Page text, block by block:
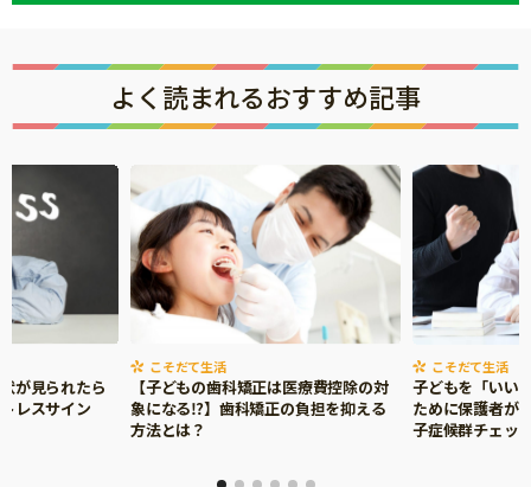
よく読まれるおすすめ記事
が見られたら
レスサイン
こそだて生活
【子どもの歯科矯正は医療費控除の対
象になる⁉】歯科矯正の負担を抑える
方法とは？
こそだて生活
子どもを「いい
ために保護者が
子症候群チェッ